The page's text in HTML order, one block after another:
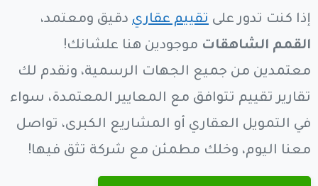
إذا كنت تدور على تقييم عقاري دقيق ومعتمد،
القمم الشاهقات موجودين هنا علشانك!
معتمدين من جميع الجهات الرسمية، ونقدم لك
تقارير تقييم تتوافق مع المعايير المعتمدة، سواء
في التمويل العقاري أو المشاريع الكبرى، تواصل
معنا اليوم، وخلك مطمئن مع شركة تثق فيها!